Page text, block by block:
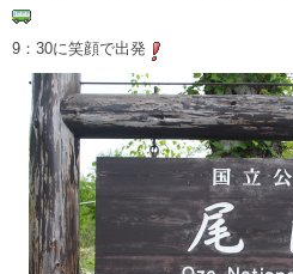
9：30に笑顔で出発